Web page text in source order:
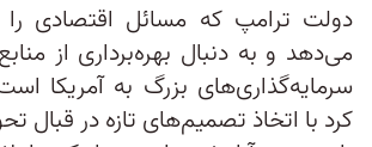
دولت ترامپ که مسائل اقتصادی را
می‌دهد و به دنبال بهره‌برداری از
سرمایه‌گذاری‌های بزرگ به آمریکا
کرد با اتخاذ تصمیم‌های تازه در قبال